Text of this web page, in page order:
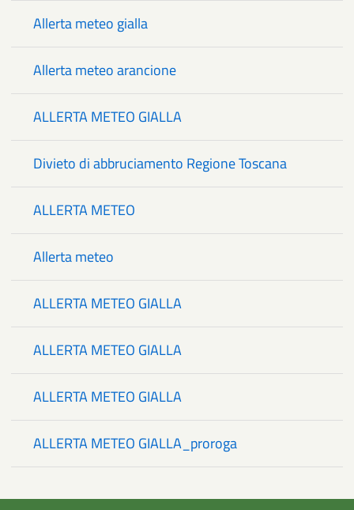
Allerta meteo gialla
Allerta meteo arancione
ALLERTA METEO GIALLA
Divieto di abbruciamento Regione Toscana
ALLERTA METEO
Allerta meteo
ALLERTA METEO GIALLA
ALLERTA METEO GIALLA
ALLERTA METEO GIALLA
ALLERTA METEO GIALLA_proroga